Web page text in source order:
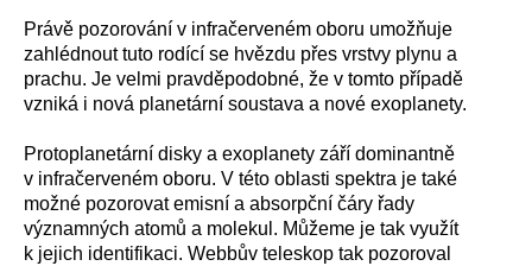
Právě pozorování v infračerveném oboru umožňuje
zahlédnout tuto rodící se hvězdu přes vrstvy plynu a
prachu. Je velmi pravděpodobné, že v tomto případě
vzniká i nová planetární soustava a nové exoplanety.
Protoplanetární disky a exoplanety září dominantně
v infračerveném oboru. V této oblasti spektra je také
možné pozorovat emisní a absorpční čáry řady
významných atomů a molekul. Můžeme je tak využít
k jejich identifikaci. Webbův teleskop tak pozoroval